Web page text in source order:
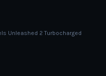
Unleashed 2 Turbocharged